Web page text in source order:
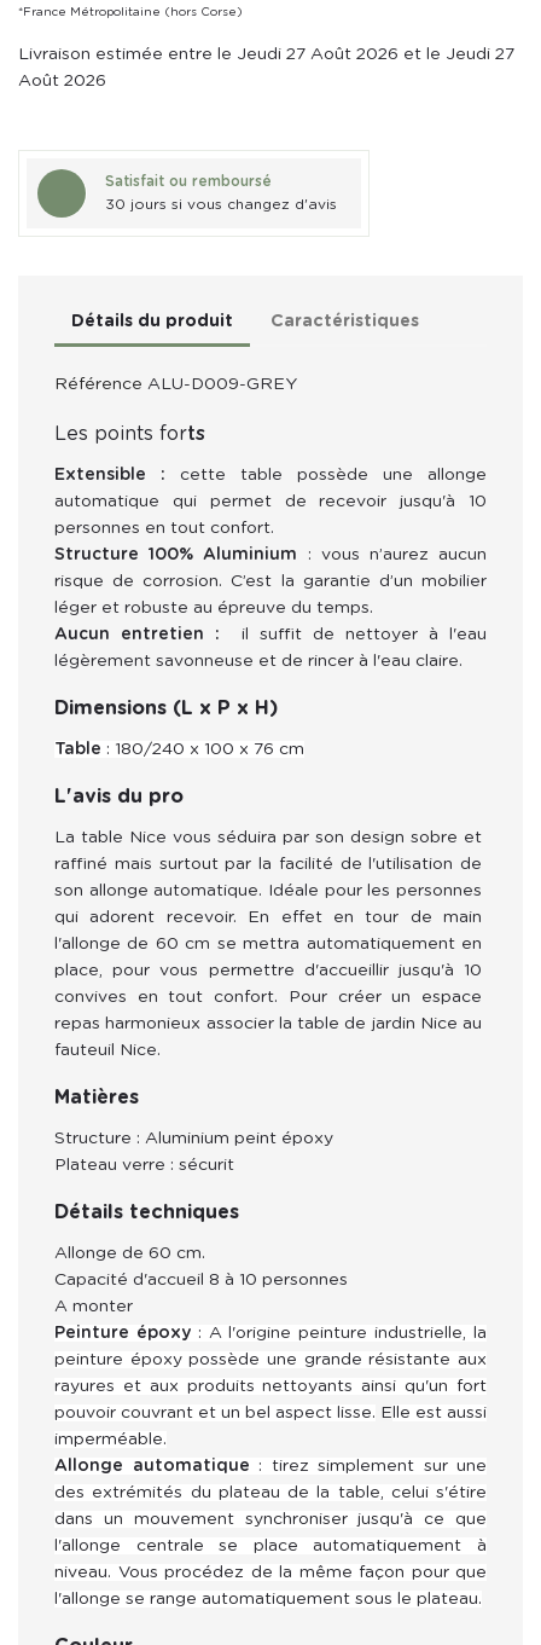
*France Métropolitaine (hors Corse)
Livraison estimée entre le Jeudi 27 Août 2026 et le Jeudi 27
Août 2026
Satisfait ou remboursé
30 jours si vous changez d'avis
Détails du produit Caractéristiques
Référence ALU-D009-GREY
Les points forts
Extensible : cette table possède une allonge
automatique qui permet de recevoir jusqu'à 10
personnes en tout confort.
Structure 100% Aluminium : vous n’aurez aucun
risque de corrosion.
C’est la garantie d’un mobilier
léger et robuste au épreuve du temps.
Aucun entretien :
il suffit de nettoyer à l'eau
légèrement savonneuse et de rincer à l'eau claire.
Dimensions (L x P x H)
Table : 180/240 x 100 x 76 cm
L'avis du pro
La table Nice vous séduira par son design sobre et
raffiné mais surtout par la facilité de l'utilisation de
son allonge automatique. Idéale pour les personnes
qui adorent recevoir. En effet en tour de main
l'allonge de 60 cm se mettra automatiquement en
place, pour vous permettre d'accueillir jusqu'à 10
convives en tout confort. Pour créer un espace
repas harmonieux associer la table de jardin Nice au
fauteuil Nice.
Matières
Structure : Aluminium peint époxy
Plateau verre : sécurit
Détails techniques
Allonge de 60 cm.
Capacité d'accueil 8 à 10 personnes
A monter
Peinture époxy: A l'origine peinture industrielle, la
peinture époxy possède une grande résistante aux
rayures et aux produits nettoyants ainsi qu'un fort
pouvoir couvrant et un bel aspect lisse. Elle est aussi
imperméable.
Allonge automatique : tirez simplement sur une
des extrémités du plateau de la table, celui s'étire
dans un mouvement synchroniser jusqu'à ce que
l'allonge centrale se place automatiquement à
niveau. Vous procédez de la même façon pour que
l'allonge se range automatiquement sous le plateau.